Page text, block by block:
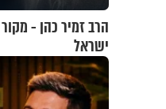
הרב זמיר כהן -
ישראל